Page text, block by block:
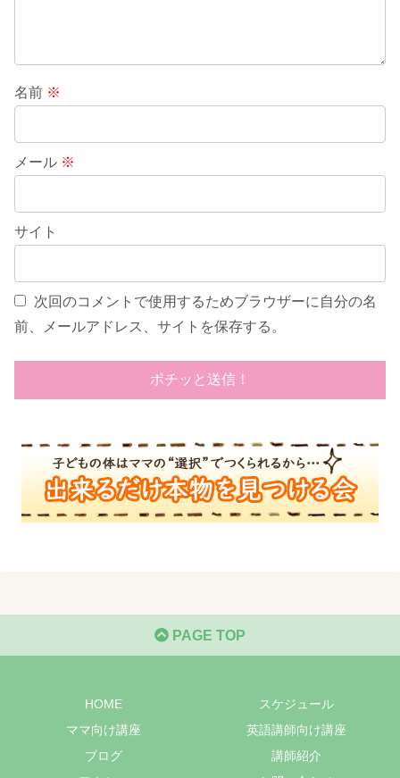
名前 ※
メール ※
サイト
次回のコメントで使用するためブラウザーに自分の名
前、メールアドレス、サイトを保存する。
PAGE TOP
HOME
スケジュール
ママ向け講座
英語講師向け講座
ブログ
講師紹介